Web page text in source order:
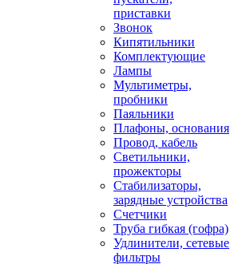
приставки
Звонок
Кипятильники
Комплектующие
Лампы
Мультиметры,
пробники
Паяльники
Плафоны, основания
Провод, кабель
Светильники,
прожекторы
Стабилизаторы,
зарядные устройства
Счетчики
Труба гибкая (гофра)
Удлинители, сетевые
фильтры